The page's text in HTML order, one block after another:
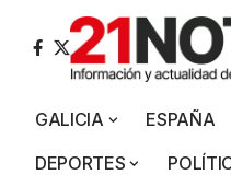
GALICIA ESPAÑA
DEPORTES